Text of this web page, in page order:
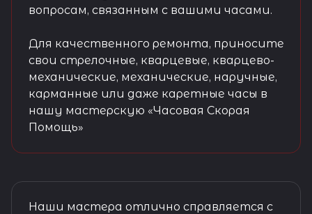
вопросам, связанным с вашими часами.
Для качественного ремонта, приносите
свои стрелочные, кварцевые, кварцево-
механические, механические, наручные,
карманные или даже каретные часы в
нашу мастерскую «Часовая Скорая
Помощь»
Наши мастера отлично справляется с